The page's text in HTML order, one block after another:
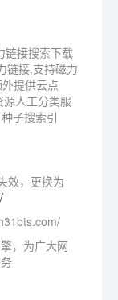
链接搜索下载
链接,支持磁力
提供云点
人工分类服
子搜索引
效，更换为
，为广大网